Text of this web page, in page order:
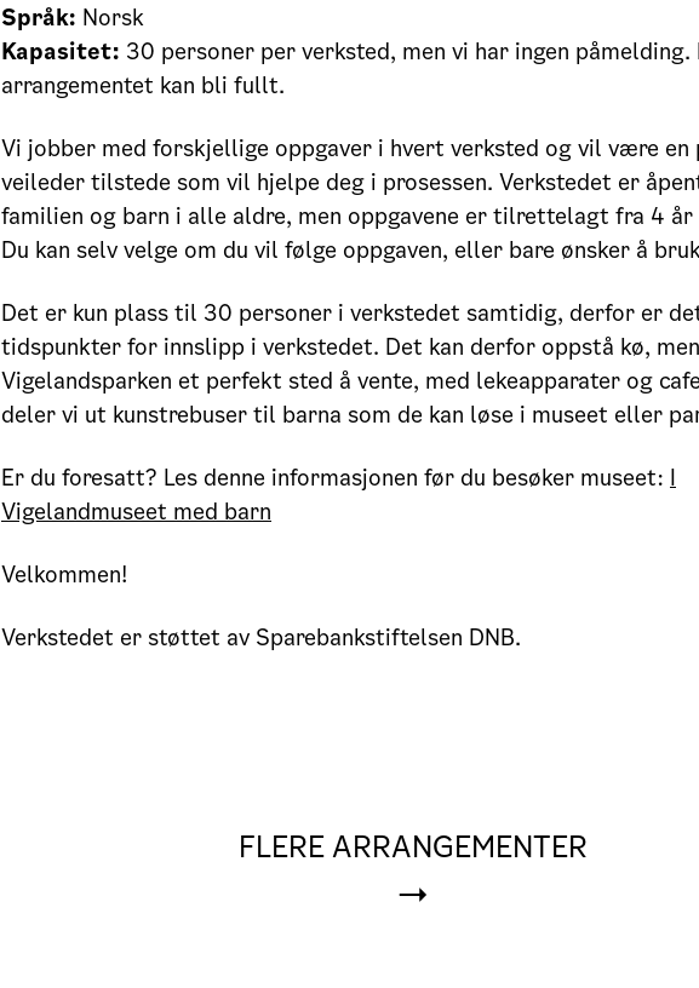
Språk: Norsk
Kapasitet: 30 personer per verksted, men vi har ingen påmelding.
arrangementet kan bli fullt.
Vi jobber med forskjellige oppgaver i hvert verksted og vil være en
veileder tilstede som vil hjelpe deg i prosessen. Verkstedet er
familien og barn i alle aldre, men oppgavene er tilrettelagt fra 4 år
Du kan selv velge om du vil følge oppgaven, eller bare ønsker å
Det er kun plass til 30 personer i verkstedet samtidig, derfor er
tidspunkter for innslipp i verkstedet. Det kan derfor oppstå kø,
Vigelandsparken et perfekt sted å vente, med lekeapparater og
deler vi ut kunstrebuser til barna som de kan løse i museet eller
Er du foresatt? Les denne informasjonen før du besøker museet: I
Vigelandmuseet med barn
Velkommen!
Verkstedet er støttet av Sparebankstiftelsen DNB.
FLERE ARRANGEMENTER